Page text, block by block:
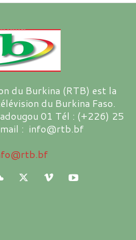
du Burkina (RTB) est la
du Burkina Faso.
01 Tél : (+226) 25
: info@rtb.bf